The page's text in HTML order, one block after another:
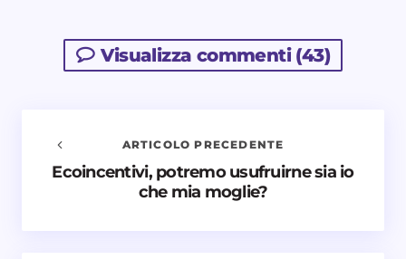
Visualizza commenti (43)
Avvisami quando vengono aggiunti nuovi
ARTICOLO PRECEDENTE
Ecoincentivi, potremo usufruirne sia io
che mia moglie?